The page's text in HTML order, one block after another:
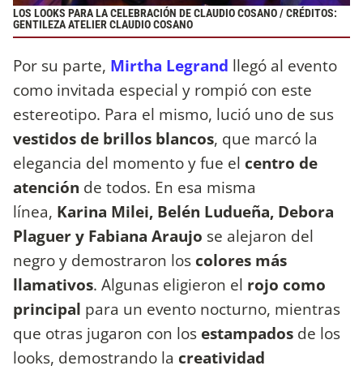
LOS LOOKS PARA LA CELEBRACIÓN DE CLAUDIO COSANO / CRÉDITOS:
GENTILEZA ATELIER CLAUDIO COSANO
Por su parte, Mirtha Legrand llegó al evento
como invitada especial y rompió con este
estereotipo. Para el mismo, lució uno de sus
vestidos de brillos blancos, que marcó la
elegancia del momento y fue el centro de
atención de todos. En esa misma
línea, Karina Milei, Belén Ludueña, Debora
Plaguer y Fabiana Araujo se alejaron del
negro y demostraron los colores más
llamativos. Algunas eligieron el rojo como
principal para un evento nocturno, mientras
que otras jugaron con los estampados de los
looks, demostrando la creatividad